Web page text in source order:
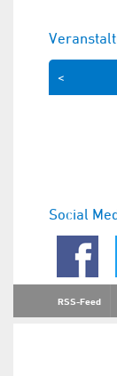
<
Social
RSS-Feed